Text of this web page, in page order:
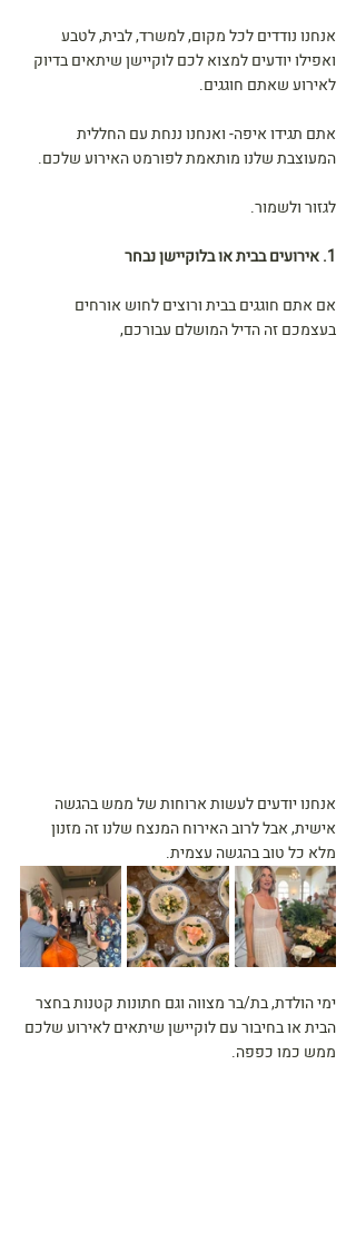
אנחנו נודדים לכל מקום, למשרד, לבית, לטבע
ואפילו יודעים למצוא לכם לוקיישן שיתאים בדיוק
לאירוע שאתם חוגגים.
אתם תגידו איפה- ואנחנו ננחת עם החללית
המעוצבת שלנו מותאמת לפורמט האירוע שלכם.
לגזור ולשמור.
1. אירועים בבית או בלוקיישן נבחר
אם אתם חוגגים בבית ורוצים לחוש אורחים
בעצמכם זה הדיל המושלם עבורכם,
אנחנו יודעים לעשות ארוחות של ממש בהגשה
אישית, אבל לרוב האירוח המנצח שלנו זה מזנון
מלא כל טוב בהגשה עצמית.
ימי הולדת, בת/בר מצווה וגם חתונות קטנות בחצר
הבית או בחיבור עם לוקיישן שיתאים לאירוע שלכם
ממש כמו כפפה.